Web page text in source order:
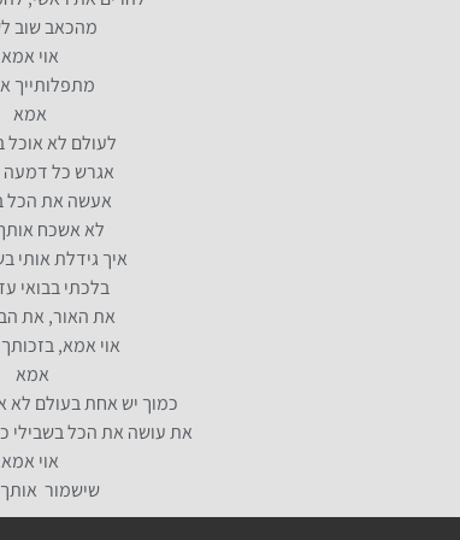
מהכאב שוב
אוי אמא
מתפלותייך
אמא
לעולם לא אוכל
אגרש כל דמעה
אעשה את הכל
לא אשכח
איך גידלת אותי
בלכתי בבואי
את האור, את
אוי אמא, בזכותך
אמא
כמוך יש אחת בעולם
את עושה את הכל בשבילי
אוי אמא
שישמור